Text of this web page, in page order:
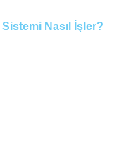
Nasıl İşler?